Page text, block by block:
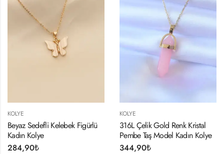
KOLYE
Beyaz Sedefli Kelebek Figürlü
Kadın Kolye
284,90₺
KOLYE
316L Çelik Gold Renk Kristal
Pembe Taş Model Kadın Kolye
344,90₺